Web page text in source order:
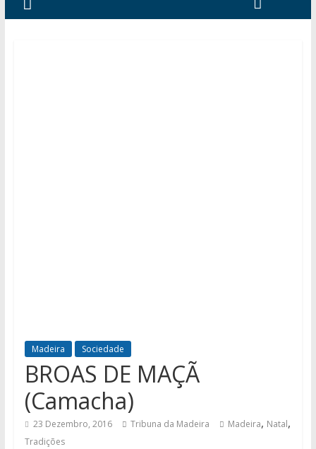
Madeira Sociedade
BROAS DE MAÇÃ
(Camacha)
23 Dezembro, 2016 Tribuna da Madeira Madeira, Natal,
Tradições